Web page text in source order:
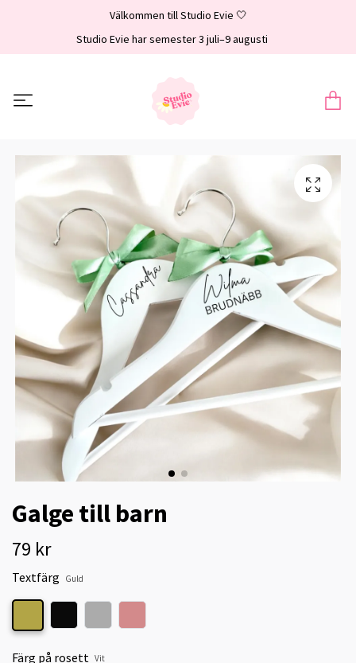
Välkommen till Studio Evie 🤍
Studio Evie har semester 3 juli–9 augusti
Galge till barn
79 kr
Textfärg Guld
Färg på rosett Vit